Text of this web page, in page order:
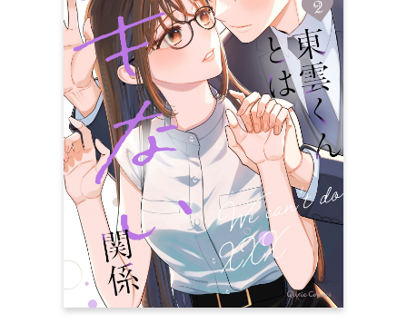
オーバーラップノベルスf
ロサージュノベルス
コミックガルド
コミッククリエ